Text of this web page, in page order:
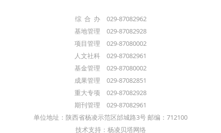
综 合 办 029-87082962
基地管理 029-87082928
项目管理 029-87080002
人文社科 029-87082961
基金管理 029-87080002
成果管理 029-87082851
重大专项 029-87082928
期刊管理 029-87082961
单位地址：陕西省杨凌示范区邰城路3号 邮编：712100
技术支持：杨凌贝塔网络